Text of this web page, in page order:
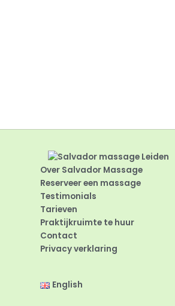
Over Salvador Massage
Reserveer een massage
Testimonials
Tarieven
Praktijkruimte te huur
Contact
Privacy verklaring
English